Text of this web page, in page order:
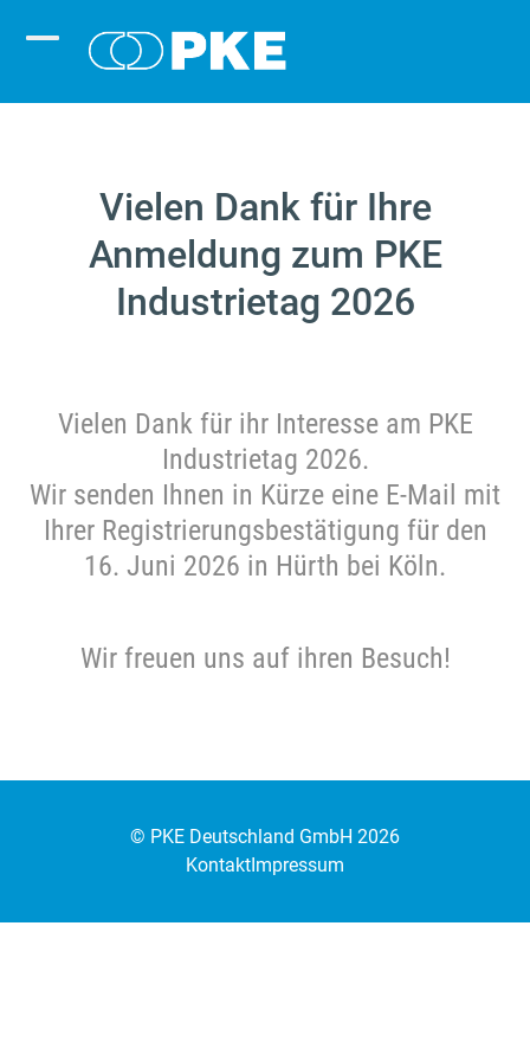
mobile
Close
mobile
Vielen Dank für Ihre
Anmeldung zum PKE
Industrietag 2026
Vielen Dank für ihr Interesse am PKE
Industrietag 2026.
Wir senden Ihnen in Kürze eine E-Mail mit
Ihrer Registrierungsbestätigung für den
16. Juni 2026 in Hürth bei Köln.
Wir freuen uns auf ihren Besuch!
© PKE Deutschland GmbH 2026
KontaktImpressum